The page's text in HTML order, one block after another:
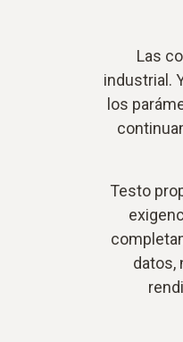
Las
industrial.
los
Testo
datos,